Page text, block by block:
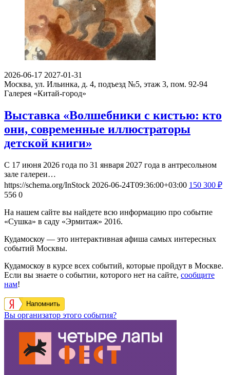
2026-06-17 2027-01-31
Москва, ул. Ильинка, д. 4, подъезд №5, этаж 3, пом. 92-94
Галерея «Китай-город»
Выставка «Волшебники с кистью: кто
они, современные иллюстраторы
детской книги»
С 17 июня 2026 года по 31 января 2027 года в антресольном
зале галереи…
https://schema.org/InStock 2026-06-24T09:36:00+03:00 150 300 ₽
556 0
На нашем сайте вы найдете всю информацию про событие
«Сушка» в саду «Эрмитаж» 2016.
Кудамоскоу — это интерактивная афиша самых интересных
событий Москвы.
Кудамоскоу в курсе всех событий, которые пройдут в Москве.
Если вы знаете о событии, которого нет на сайте, сообщите
нам!
Напомнить
Вы организатор этого события?